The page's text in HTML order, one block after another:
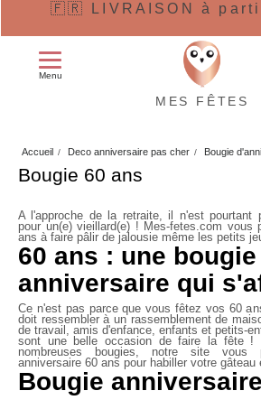
🇫🇷 LIVRAISON à
Menu
MES FÊTES
Accueil Deco anniversaire pas cher Bougie
Bougie 60 ans
A l'approche de la retraite, il n'est pourtant
pour un(e) vieillard(e) ! Mes-fetes.com vous
ans à faire pâlir de jalousie même les petits
60 ans : une bougie
anniversaire qui
Ce n'est pas parce que vous fêtez vos 60
doit ressembler à un rassemblement de
de travail, amis d'enfance, enfants et petits-
sont une belle occasion de faire la fête !
nombreuses bougies, notre site vous
anniversaire 60 ans pour habiller votre gâteau
Bougie